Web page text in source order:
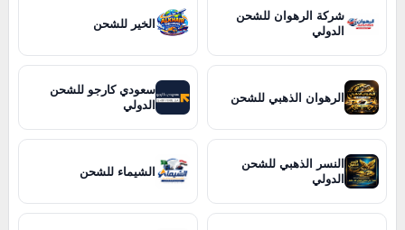
شركة الرهوان للشحن
الدولي
الخير للشحن
الرهوان الذهبي للشحن
سعودي كارجو للشحن
الدولي
النسر الذهبي للشحن
الدولي
الشيماء للشحن